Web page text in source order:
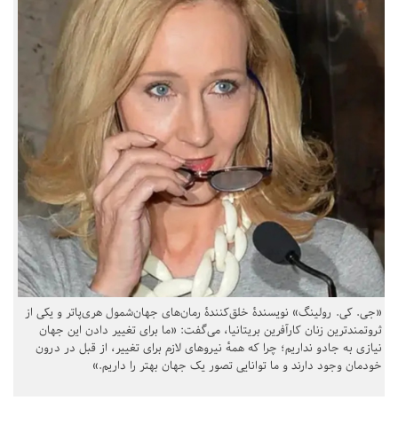
«جی. کی. رولینگ» نویسندهٔ خلق‌کنندهٔ رمان‌های جهان‌شمول هری‌پاتر و یکی از
ثروتمندترین زنان کارآفرین بریتانیا، می‌گفت: «ما برای تغییر دادن این جهان
نیازی به جادو نداریم؛ چرا که همهٔ نیروهای لازم برای تغییر، از قبل در درون
خودمان وجود دارند و ما توانایی تصور یک جهان بهتر را داریم.»